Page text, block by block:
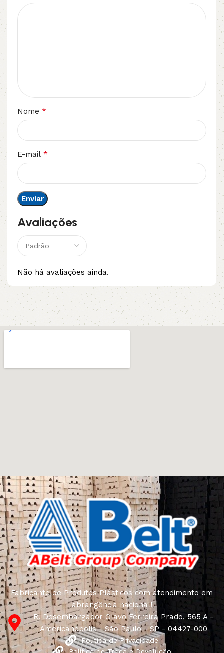
Avaliações
Não há avaliações ainda.
Nome *
E-mail *
Fabricante de Produtos Plásticos com atendimento em
abrangência nacional!
R. Desembargador Olavo Ferreira Prado, 565 A -
Americanópolis - São Paulo - SP - 04427-000
Política de Privacidade
Política de Troca e Devolução